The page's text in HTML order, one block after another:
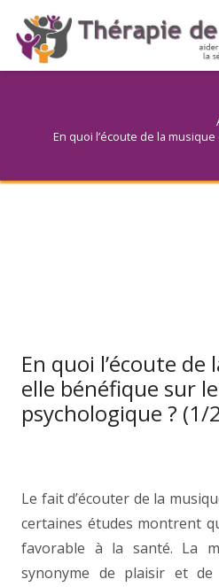
En quoi l’écoute de la
En quoi l’écoute
elle bénéfique sur
psychologique ? (1/
Le fait d’écouter de la
certaines études montrent
favorable à la santé. La
synonyme de plaisir et de